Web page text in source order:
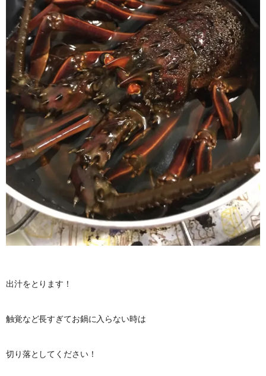
出汁をとります！
触覚など長すぎてお鍋に入らない時は
切り落としてください！